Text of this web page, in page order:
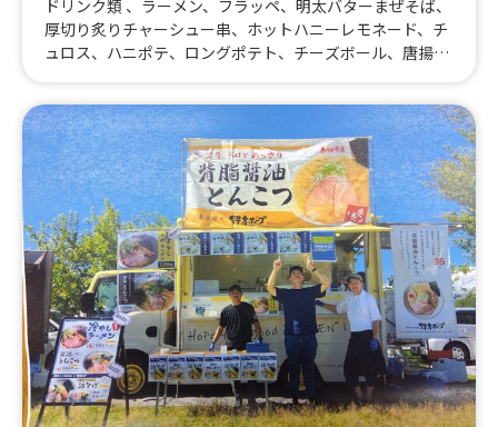
ドリンク類 、ラーメン、フラッペ、明太バターまぜそば、
厚切り炙りチャーシュー串、ホットハニーレモネード、チ
ュロス、ハニポテ、ロングポテト、チーズボール、唐揚
ーパイ、韓国フライドチキン、ガパオライス、タコライス